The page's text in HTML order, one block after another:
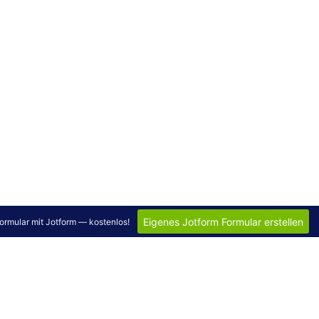
mit Jotform — kostenlos! Eigenes Jotform Formular erstellen